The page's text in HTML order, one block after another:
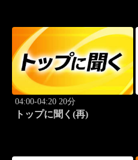
04:00-04:20 20分
トップに聞く(再)